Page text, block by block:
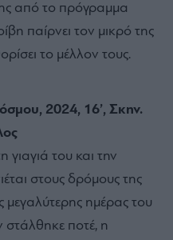
από το πρόγραμμα
παίρνει τον μικρό της
το μέλλον τους.
2024, 16’, Σκην.
γιαγιά του και την
στους δρόμους της
μεγαλύτερης ημέρας του
ποτέ, η